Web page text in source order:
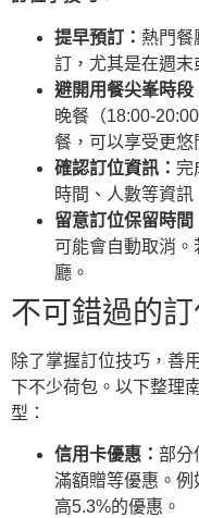
提早預訂： 熱門餐
訂，尤其是在週末
避開用餐尖峯時段
晚餐（18:00-
餐，可以享受更悠
確認訂位資訊： 完
時間、人數等資訊
留意訂位保留時間
可能會自動取消
廳。
不可錯過的
除了掌握訂位技巧，善
下不少荷包。以下整理
型：
信用卡優惠： 部分
滿額贈等優惠。
高5.3%的優惠。